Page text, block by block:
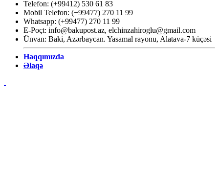
Telefon: (+99412) 530 61 83
Mobil Telefon: (+99477) 270 11 99
Whatsapp: (+99477) 270 11 99
E-Poçt: info@bakupost.az, elchinzahiroglu@gmail.com
Ünvan: Baki, Azərbaycan. Yasamal rayonu, Alatava-7 küçəsi
Haqqımızda
Əlaqə